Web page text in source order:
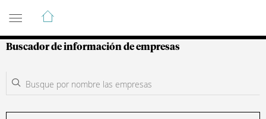
Guía de Empresas Colombianas
Buscador de información de empresas